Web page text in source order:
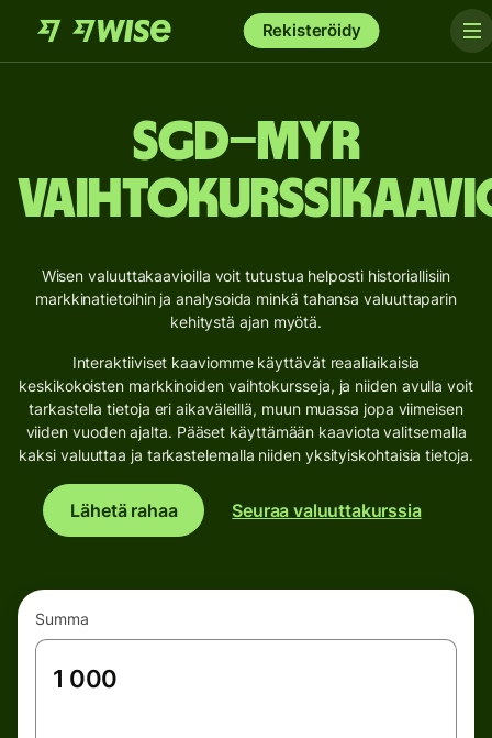
Rekisteröidy
SGD–MYR
Wisen valuuttakaavioilla voit tutustua helposti historiallisiin
markkinatietoihin ja analysoida minkä tahansa valuuttaparin
kehitystä ajan myötä.
Interaktiiviset kaaviomme käyttävät reaaliaikaisia
keskikokoisten markkinoiden vaihtokursseja, ja niiden avulla voit
tarkastella tietoja eri aikaväleillä, muun muassa jopa viimeisen
viiden vuoden ajalta. Pääset käyttämään kaaviota valitsemalla
kaksi valuuttaa ja tarkastelemalla niiden yksityiskohtaisia tietoja.
Lähetä rahaa Seuraa valuuttakurssia
Summa